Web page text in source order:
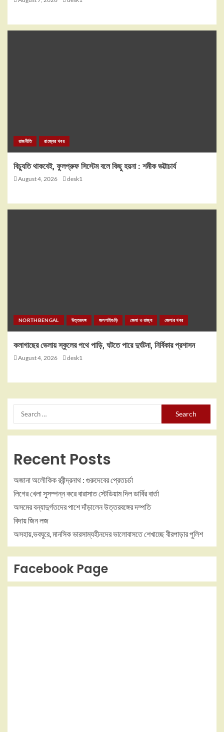
রাজনীতি রাজ্যের খবর
বিচ্যুতি থাকবেই, ফুলপ্রুফ সিস্টেম বলে কিছু হয়না : শমীক ভট্টাচার্য
August 4, 2026 desk1
NORTHBENGAL উত্তরবঙ্গ জলপাইগুড়ি জেলা ও রাজ্য জেলার খবর
কলাগাছের ভেলায় স্কুলের পথে পাড়ি, ঘটতে পারে দুর্ঘটনা, নির্বিকার প্রশাসন
August 4, 2026 desk1
Recent Posts
অজানা অলৌকিক রবীন্দ্রনাথ : গুরুদেবের প্রেতচর্চা
লিগের খেলা সুসম্পন্ন করে বারাসাত স্টেডিয়াম দিল ডার্বির বার্তা
অসমের বন্যাদুর্গতদের পাশে দাঁড়ালেন উত্তরবঙ্গের দম্পতি
বিদায় জিন লজ
অসহায়,ভবঘুরে, মানসিক ভারসাম্যহীনদের ভালোবাসতে শেখাচ্ছে বীরপাড়ার পুলিশ
Facebook Page